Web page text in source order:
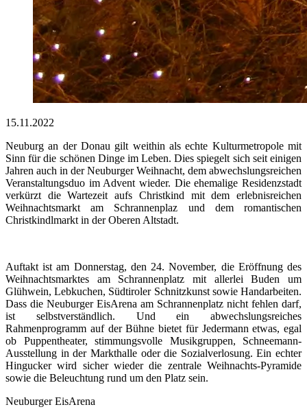
15.11.2022
Neuburg an der Donau gilt weithin als echte Kulturmetropole mit
Sinn für die schönen Dinge im Leben. Dies spiegelt sich seit einigen
Jahren auch in der Neuburger Weihnacht, dem abwechslungsreichen
Veranstaltungsduo im Advent wieder. Die ehemalige Residenzstadt
verkürzt die Wartezeit aufs Christkind mit dem erlebnisreichen
Weihnachtsmarkt am Schrannenplaz und dem romantischen
Christkindlmarkt in der Oberen Altstadt.
Auftakt ist am Donnerstag, den 24. November, die Eröffnung des
Weihnachtsmarktes am Schrannenplatz mit allerlei Buden um
Glühwein, Lebkuchen, Südtiroler Schnitzkunst sowie Handarbeiten.
Dass die Neuburger EisArena am Schrannenplatz nicht fehlen darf,
ist selbstverständlich. Und ein abwechslungsreiches
Rahmenprogramm auf der Bühne bietet für Jedermann etwas, egal
ob Puppentheater, stimmungsvolle Musikgruppen, Schneemann-
Ausstellung in der Markthalle oder die Sozialverlosung. Ein echter
Hingucker wird sicher wieder die zentrale Weihnachts-Pyramide
sowie die Beleuchtung rund um den Platz sein.
Neuburger EisArena